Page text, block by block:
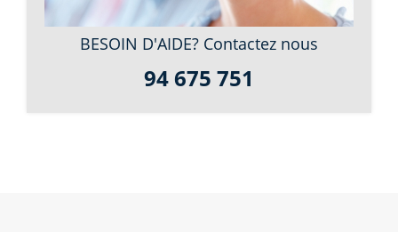
BESOIN D'AIDE? Contactez nous
94 675 751